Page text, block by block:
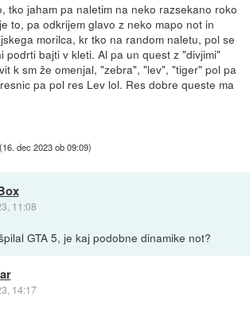
tko jaham pa naletim na neko razsekano roko
to, pa odkrijem glavo z neko mapo not in
morilca, kr tko na random naletu, pol se
podrti bajti v kleti. Al pa un quest z "divjimi"
k sm že omenjal, "zebra", "lev", "tiger" pol pa
pa pol res Lev lol. Res dobre queste ma
(16. dec 2023 ob 09:09)
11:08
GTA 5, je kaj podobne dinamike not?
14:17